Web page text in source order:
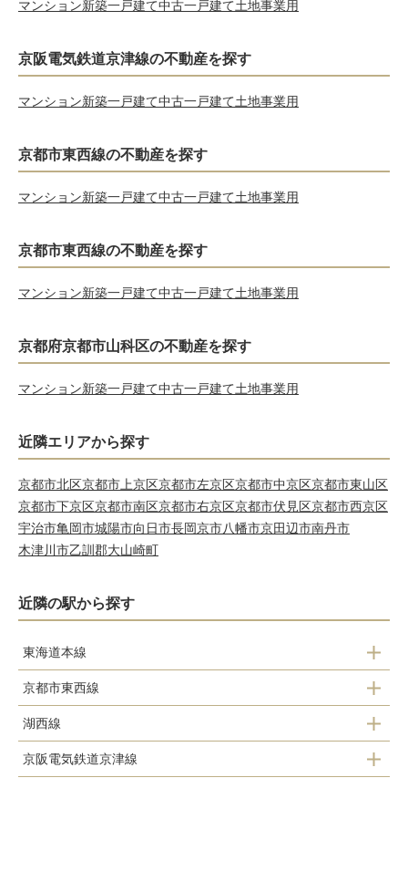
マンション新築一戸建て中古一戸建て土地事業用
京阪電気鉄道京津線の不動産を探す
マンション新築一戸建て中古一戸建て土地事業用
京都市東西線の不動産を探す
マンション新築一戸建て中古一戸建て土地事業用
京都市東西線の不動産を探す
マンション新築一戸建て中古一戸建て土地事業用
京都府京都市山科区の不動産を探す
マンション新築一戸建て中古一戸建て土地事業用
近隣エリアから探す
京都市北区京都市上京区京都市左京区京都市中京区京都市東山区
京都市下京区京都市南区京都市右京区京都市伏見区京都市西京区
宇治市亀岡市城陽市向日市長岡京市八幡市京田辺市南丹市
木津川市乙訓郡大山崎町
近隣の駅から探す
東海道本線
山科駅
京都市東西線
御陵駅
山科駅
湖西線
山科駅
京阪電気鉄道京津線